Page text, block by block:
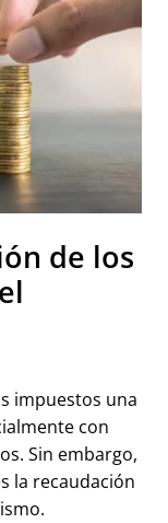
de los
impuestos una
con
Sin embargo,
la recaudación